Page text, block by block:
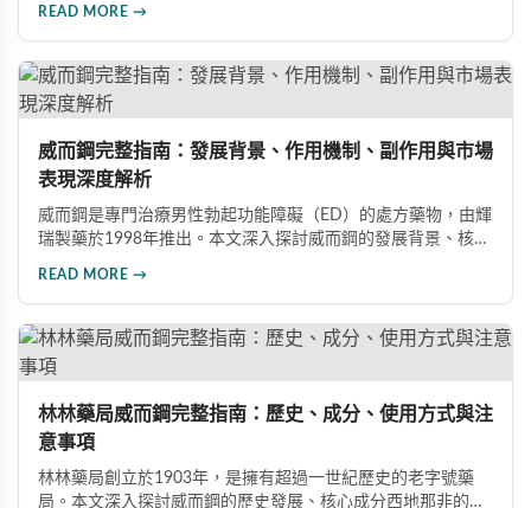
READ MORE →
威而鋼完整指南：發展背景、作用機制、副作用與市場
表現深度解析
威而鋼是專門治療男性勃起功能障礙（ED）的處方藥物，由輝
瑞製藥於1998年推出。本文深入探討威而鋼的發展背景、核心
READ MORE →
林林藥局威而鋼完整指南：歷史、成分、使用方式與注
意事項
林林藥局創立於1903年，是擁有超過一世紀歷史的老字號藥
局。本文深入探討威而鋼的歷史發展、核心成分西地那非的作